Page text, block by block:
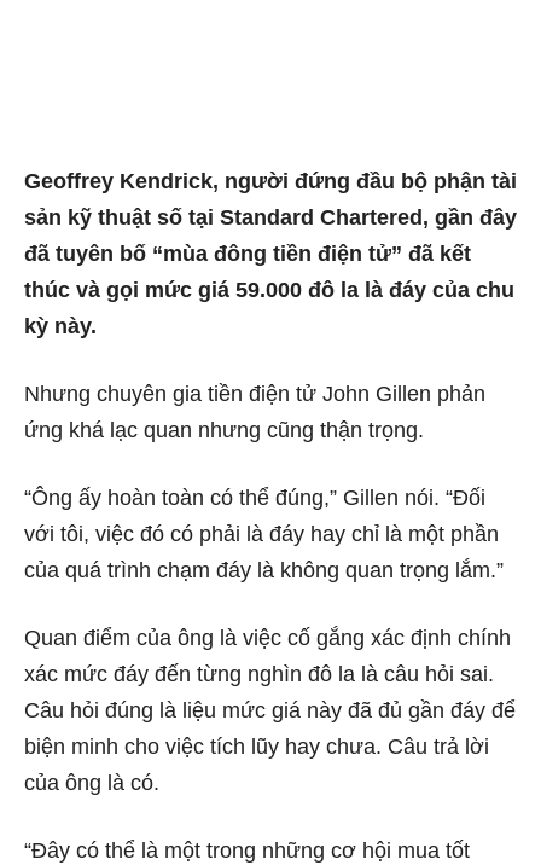
Geoffrey Kendrick, người đứng đầu bộ phận tài
sản kỹ thuật số tại Standard Chartered, gần đây
đã tuyên bố “mùa đông tiền điện tử” đã kết
thúc và gọi mức giá 59.000 đô la là đáy của chu
kỳ này.
Nhưng chuyên gia tiền điện tử John Gillen phản
ứng khá lạc quan nhưng cũng thận trọng.
“Ông ấy hoàn toàn có thể đúng,” Gillen nói. “Đối
với tôi, việc đó có phải là đáy hay chỉ là một phần
của quá trình chạm đáy là không quan trọng lắm.”
Quan điểm của ông là việc cố gắng xác định chính
xác mức đáy đến từng nghìn đô la là câu hỏi sai.
Câu hỏi đúng là liệu mức giá này đã đủ gần đáy để
biện minh cho việc tích lũy hay chưa. Câu trả lời
của ông là có.
“Đây có thể là một trong những cơ hội mua tốt